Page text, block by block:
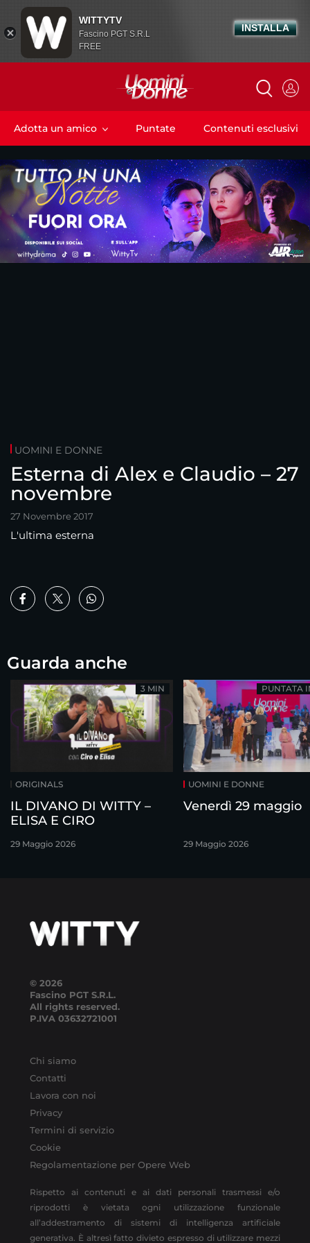
Adotta un amico Puntate Contenuti esclusivi
UOMINI E DONNE
Esterna di Alex e Claudio – 27
novembre
27 Novembre 2017
L'ultima esterna
Guarda anche
ORIGINALS
IL DIVANO DI WITTY –
ELISA E CIRO
29 Maggio 2026
3 MIN
UOMINI E DONNE
Venerdì 29 maggio
29 Maggio 2026
PUNTATA
© 2026
Fascino PGT S.R.L.
All rights reserved.
P.IVA 03632721001
Chi siamo
Contatti
Lavora con noi
Privacy
Termini di servizio
Cookie
Regolamentazione per Opere Web
Rispetto ai contenuti e ai dati personali trasmessi e/o
riprodotti è vietata ogni utilizzazione funzionale
all’addestramento di sistemi di intelligenza artificiale
generativa. È altresì fatto divieto espresso di utilizzare mezzi
WITTYTV
Fascino PGT S.R.L
FREE
INSTALLA